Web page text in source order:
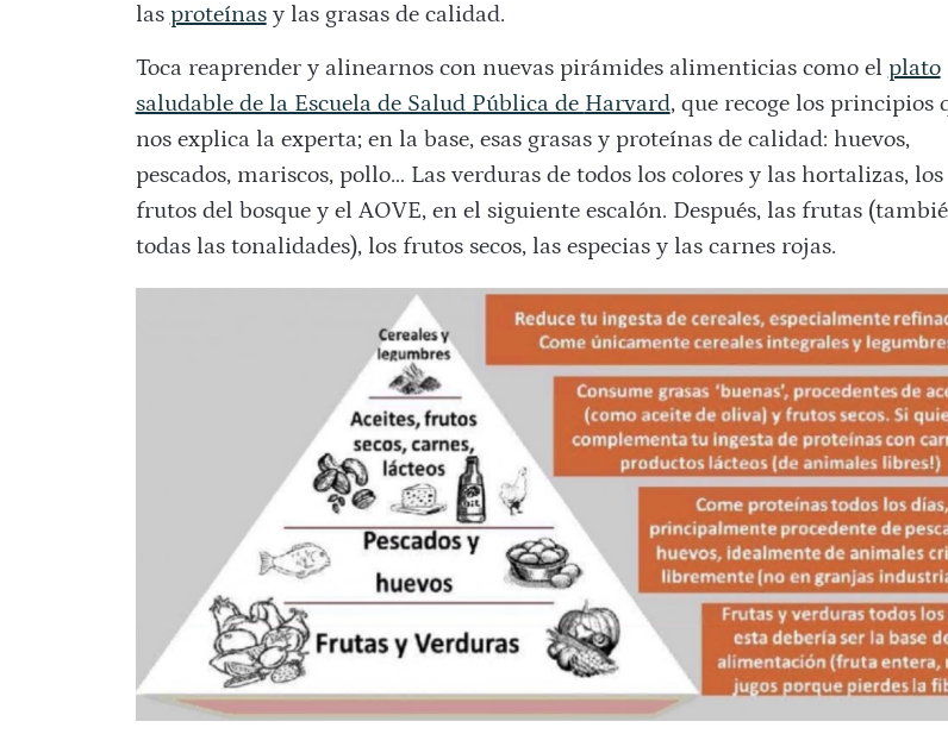
las proteínasy las grasas de calidad.
Toca reaprender y alinearnos con nuevas pirámides alimenticias como el plato
saludable de la Escuela de Salud Pública de Harvard, que recoge los principios
nos explica la experta; en la base, esas grasas y proteínas de calidad: huevos,
pescados, mariscos, pollo… Las verduras de todos los colores y las hortalizas, los
frutos del bosque y el AOVE, en el siguiente escalón. Después, las frutas
todas las tonalidades), los frutos secos, las especias y las carnes rojas.